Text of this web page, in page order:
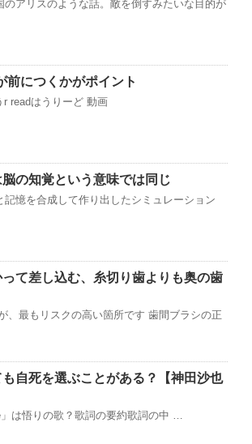
のアリスのような話。敵を倒すみたいな目的が
前につくかがポイント
readはうりーど 動画
の知覚という意味では同じ
憶を合成して作り出したシミュレーション
て差し込む、糸切り歯よりも奥の歯
、最もリスクの高い箇所です 歯間ブラシの正
自死を選ぶことがある？【神田沙也
は悟りの歌？歌詞の要約歌詞の中 …